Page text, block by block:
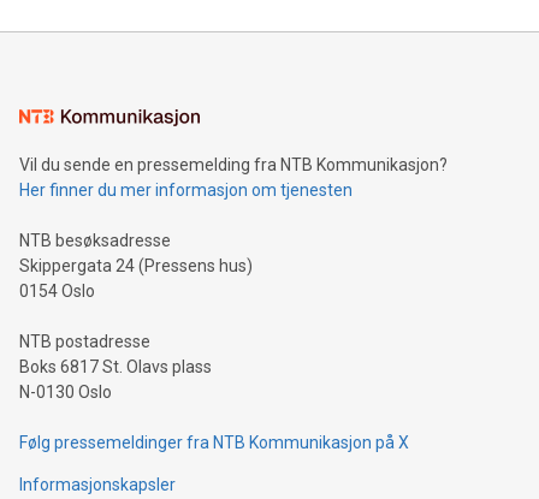
Vil du sende en pressemelding fra NTB Kommunikasjon?
Her finner du mer informasjon om tjenesten
NTB besøksadresse
Skippergata 24 (Pressens hus)
0154 Oslo
NTB postadresse
Boks 6817 St. Olavs plass
N-0130 Oslo
Følg pressemeldinger fra NTB Kommunikasjon på X
Informasjonskapsler